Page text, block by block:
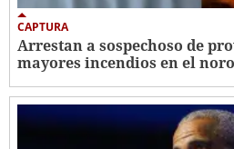
CAPTURA
Arrestan a sospechoso de
mayores incendios en el